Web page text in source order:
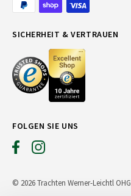
FOLGEN SIE UNS
SICHERHEIT & VERTRAUEN
© 2026 Trachten Werner-Leichtl OHG